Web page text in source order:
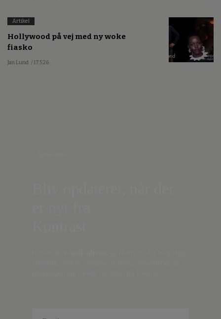
Artikel
Hollywood på vej med ny woke
fiasko
Jan Lund / 17.5.26